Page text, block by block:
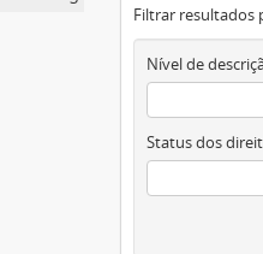
Filtrar resultados
Nível de
Status dos